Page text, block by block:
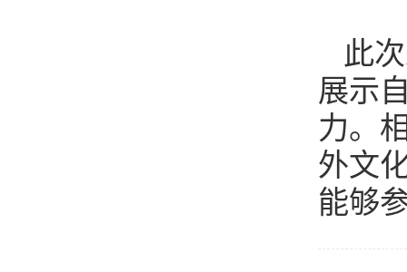
此
展示
力。
外文
能够